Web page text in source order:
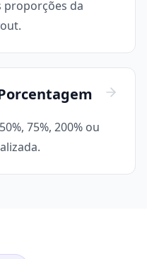
proporções da
75%, 200% ou